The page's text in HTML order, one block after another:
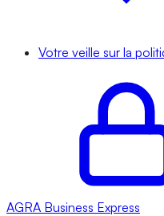
Votre veille sur la
AGRA Business Express